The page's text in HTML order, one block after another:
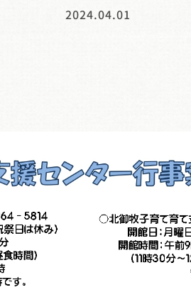
2024.04.01